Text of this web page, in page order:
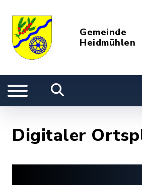
Gemeinde
Heidmühlen
Digitaler